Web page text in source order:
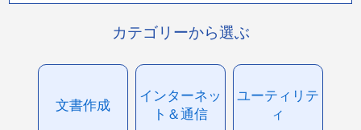
カテゴリーから選ぶ
文書作成
インターネッ
ト＆通信
ユーティリテ
ィ